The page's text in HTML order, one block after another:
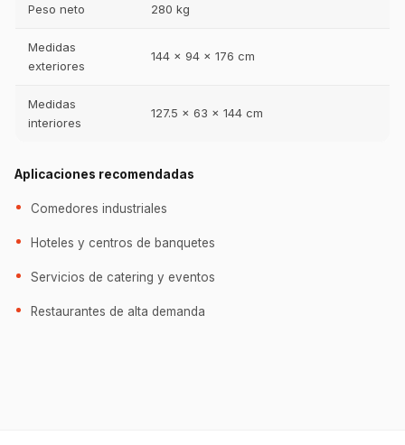
Peso neto 280 kg
Medidas
exteriores
144 x 94 x 176 cm
Medidas
interiores
127.5 x 63 x 144 cm
Aplicaciones recomendadas
Comedores industriales
Hoteles y centros de banquetes
Servicios de catering y eventos
Restaurantes de alta demanda